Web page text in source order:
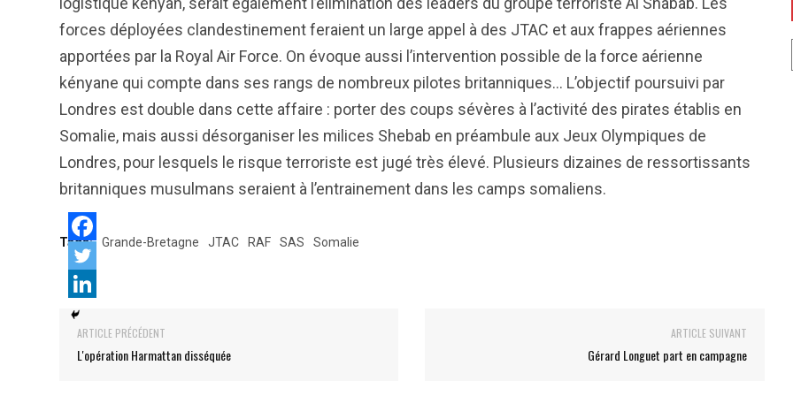
forces déployées clandestinement feraient un large appel à des JTAC et aux frappes aériennes
apportées par la Royal Air Force. On évoque aussi l’intervention possible de la force aérienne
kényane qui compte dans ses rangs de nombreux pilotes britanniques… L’objectif poursuivi par
Londres est double dans cette affaire : porter des coups sévères à l’activité des pirates établis en
Somalie, mais aussi désorganiser les milices Shebab en préambule aux Jeux Olympiques de
Londres, pour lesquels le risque terroriste est jugé très élevé. Plusieurs dizaines de ressortissants
britanniques musulmans seraient à l’entrainement dans les camps somaliens.
Tags: Grande-Bretagne JTAC RAF SAS Somalie
ARTICLE PRÉCÉDENT
L'opération Harmattan disséquée
ARTICLE SUIVANT
Gérard Longuet part en campagne